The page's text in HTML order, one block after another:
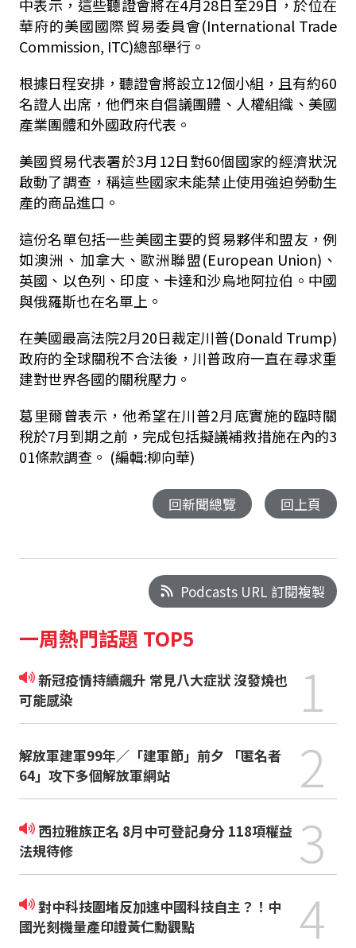
中表示，這些聽證會將在4月28日至29日，於位在
華府的美國國際貿易委員會(International Trade
Commission, ITC)總部舉行。
根據日程安排，聽證會將設立12個小組，且有約60
名證人出席，他們來自倡議團體、人權組織、美國
產業團體和外國政府代表。
美國貿易代表署於3月12日對60個國家的經濟狀況
啟動了調查，稱這些國家未能禁止使用強迫勞動生
產的商品進口。
這份名單包括一些美國主要的貿易夥伴和盟友，例
如澳洲、加拿大、歐洲聯盟(European Union)、
英國、以色列、印度、卡達和沙烏地阿拉伯。中國
與俄羅斯也在名單上。
在美國最高法院2月20日裁定川普(Donald Trump)
政府的全球關稅不合法後，川普政府一直在尋求重
建對世界各國的關稅壓力。
葛里爾曾表示，他希望在川普2月底實施的臨時關
稅於7月到期之前，完成包括擬議補救措施在內的3
01條款調查。 (編輯:柳向華)
回新聞總覽 回上頁
Podcasts URL 訂閱複製
一周熱門話題 TOP5
新冠疫情持續飆升 常見八大症狀 沒發燒也
可能感染
1
解放軍建軍99年／「建軍節」前夕 「匿名者
64」攻下多個解放軍網站
2
西拉雅族正名 8月中可登記身分 118項權益
法規待修
3
對中科技圍堵反加速中國科技自主？！中
國光刻機量產印證黃仁勳觀點
4